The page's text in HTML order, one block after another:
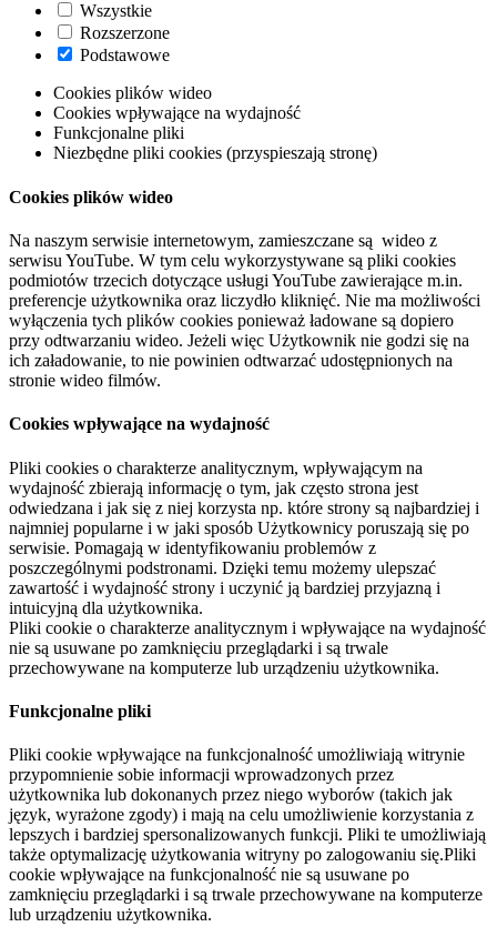
Wszystkie
Rozszerzone
Podstawowe
Cookies plików wideo
Cookies wpływające na wydajność
Funkcjonalne pliki
Niezbędne pliki cookies (przyspieszają stronę)
Cookies plików wideo
Na naszym serwisie internetowym, zamieszczane są wideo z
serwisu YouTube. W tym celu wykorzystywane są pliki cookies
podmiotów trzecich dotyczące usługi YouTube zawierające m.in.
preferencje użytkownika oraz liczydło kliknięć. Nie ma możliwości
wyłączenia tych plików cookies ponieważ ładowane są dopiero
przy odtwarzaniu wideo. Jeżeli więc Użytkownik nie godzi się na
ich załadowanie, to nie powinien odtwarzać udostępnionych na
stronie wideo filmów.
Cookies wpływające na wydajność
Pliki cookies o charakterze analitycznym, wpływającym na
wydajność zbierają informację o tym, jak często strona jest
odwiedzana i jak się z niej korzysta np. które strony są najbardziej i
najmniej popularne i w jaki sposób Użytkownicy poruszają się po
serwisie. Pomagają w identyfikowaniu problemów z
poszczególnymi podstronami. Dzięki temu możemy ulepszać
zawartość i wydajność strony i uczynić ją bardziej przyjazną i
intuicyjną dla użytkownika.
Pliki cookie o charakterze analitycznym i wpływające na wydajność
nie są usuwane po zamknięciu przeglądarki i są trwale
przechowywane na komputerze lub urządzeniu użytkownika.
Funkcjonalne pliki
Pliki cookie wpływające na funkcjonalność umożliwiają witrynie
przypomnienie sobie informacji wprowadzonych przez
użytkownika lub dokonanych przez niego wyborów (takich jak
język, wyrażone zgody) i mają na celu umożliwienie korzystania z
lepszych i bardziej spersonalizowanych funkcji. Pliki te umożliwiają
także optymalizację użytkowania witryny po zalogowaniu się.Pliki
cookie wpływające na funkcjonalność nie są usuwane po
zamknięciu przeglądarki i są trwale przechowywane na komputerze
lub urządzeniu użytkownika.